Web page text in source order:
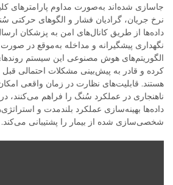
جاسازی شده‌اند به‌صورت مداوم پارامترهای
نرخ جریان، گرادیان فشار و الگوهای حرکتی
داده‌ها از طریق کانال‌های امن به پزشکان
نگهداری پیشگیرانه و مداخله به‌موقع در
الگوریتم‌های هوش مصنوعی این سیستم
کرده و قادر به پیش‌بینی مشکلات احتمالی قبل
هستند. قابلیت‌های نظارت در زمان واقعی
ناهنجاری در عملکرد سُنگ را فراهم می‌کنند،
داده‌ها بهینه‌سازی عملکرد بلندمدت و
شخصی‌سازی شده از بیمار را پشتیبانی می‌کند.